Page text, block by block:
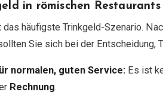
in römischen
das häufigste Trinkgeld-Szenario.
Sie sich bei der Entscheidung,
normalen, guten Service: Es ist
Rechnung.